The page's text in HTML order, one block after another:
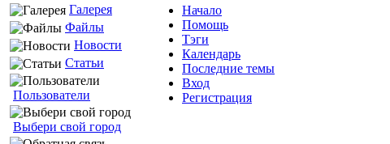
Галерея
Файлы
Новости
Статьи
Пользователи
Выбери свой город
Начало
Помощь
Тэги
Календарь
Последние темы
Вход
Регистрация